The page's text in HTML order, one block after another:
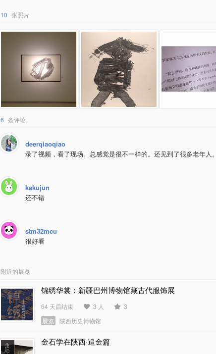
10 张照片
6 条评论
deerqiaoqiao
录了视频，看了现场。总感觉是很不一样的。还见到了很多老年人。
kakujun
还不错
stm32mcu
很好看
附近的展览
锦绣华裳：新疆巴州博物馆藏古代服饰展
64 天后结束 3 人
3
展览
陕西历史博物馆
金石学在陕西·追金篇